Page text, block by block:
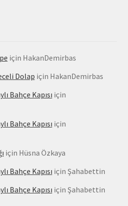
için HakanDemirbas
Dolap için HakanDemirbas
Bahçe Kapısı için
Bahçe Kapısı için
için Hüsna Özkaya
Bahçe Kapısı için Şahabettin
Bahçe Kapısı için Şahabettin